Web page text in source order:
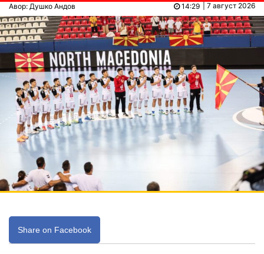
Авор: Душко Андов | 7 август 2026
14:29
Share on Facebook